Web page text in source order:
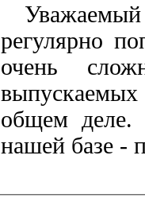
регулярно
очень
общем деле.
нашей базе -